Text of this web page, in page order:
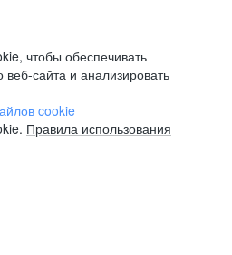
чтобы обеспечивать
сайта и анализировать
cookie
Правила использования